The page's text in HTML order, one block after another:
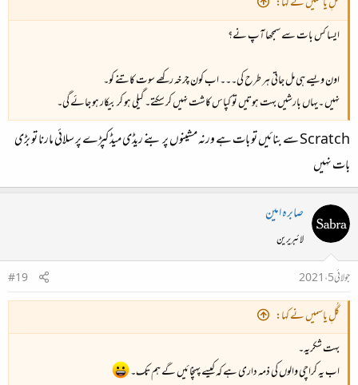
ایسا کس بات سے سمجھا آپ نے؟
اون ویسے ہی مل جاتی ہر طرح کی۔۔۔ اب کون چرخہ رکھے سوت کاتنے کو۔
نہیں ۔یہاں بارشیں بہت ہوتیں تو کپاس کاشت نہیں کر سکتے۔ گیلی ہو کر بیکار ہو جائے گی۔
Scratch سے بنائیں تو بات ہے ورنہ مشینوں پر بنے ریڈی میڈ کپڑے پر سلائی مارنا تو بڑی
بات نہیں
صابرہ امین
لائبریرین
جولائی 5، 2021
#19
گُلِ یاسمیں نے کہا:
بہت شکریہ۔
اب یہ کراچی والوں کی ذمہ داری ہے کہ کیسے پہنچائیں گے ہم تک۔